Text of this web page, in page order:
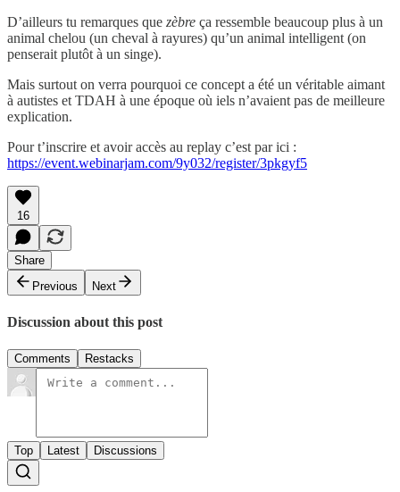
D’ailleurs tu remarques que zèbre ça ressemble beaucoup plus à un
animal chelou (un cheval à rayures) qu’un animal intelligent (on
penserait plutôt à un singe).
Mais surtout on verra pourquoi ce concept a été un véritable aimant
à autistes et TDAH à une époque où iels n’avaient pas de meilleure
explication.
Pour t’inscrire et avoir accès au replay c’est par ici :
https://event.webinarjam.com/9y032/register/3pkgyf5
16
Share
Previous
Next
Discussion about this post
Comments Restacks
Top Latest Discussions